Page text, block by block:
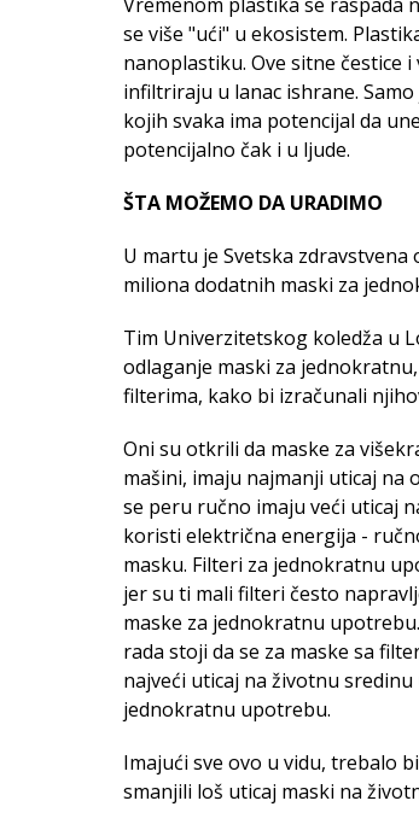
se više "ući" u ekosistem.
nanoplastiku. Ove sitne čestice
infiltriraju u lanac ishrane.
kojih svaka ima potencijal da
potencijalno čak i u ljude.
ŠTA MOŽEMO DA URADIMO
U martu je Svetska
miliona dodatnih maski za
Tim Univerzitetskog koledža u
odlaganje maski za
filterima, kako bi izračunali
Oni su otkrili da maske za
mašini, imaju najmanji uticaj na
se peru ručno imaju veći uticaj
koristi električna energija -
masku. Filteri za jednokratnu
jer su ti mali filteri često
maske za jednokratnu
rada stoji da se za maske sa
najveći uticaj na životnu
jednokratnu upotrebu.
Imajući sve ovo u vidu, trebalo
smanjili loš uticaj maski na